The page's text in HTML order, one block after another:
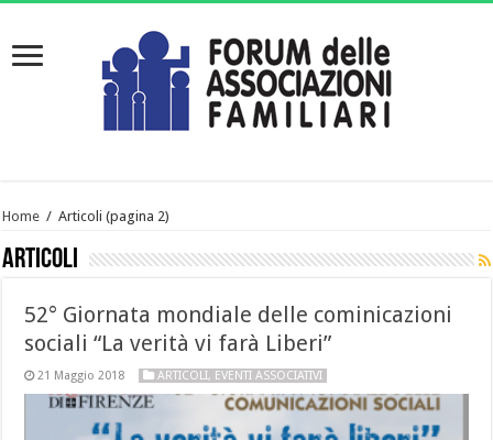
Home / Articoli (pagina 2)
Articoli
52° Giornata mondiale delle cominicazioni
sociali “La verità vi farà Liberi”
21 Maggio 2018 ARTICOLI, EVENTI ASSOCIATIVI